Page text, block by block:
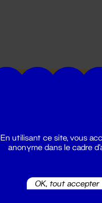
02 51 88 25 25
En utilisant ce site, vous
anonyme dans le cadre
OK, tout accepter